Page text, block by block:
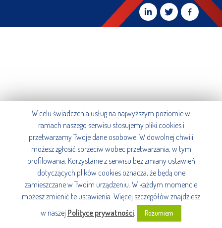
W celu świadczenia usług na najwyższym poziomie w
ramach naszego serwisu stosujemy pliki cookies i
przetwarzamy Twoje dane osobowe. W dowolnej chwili
możesz zgłosić sprzeciw wobec przetwarzania, w tym
profilowania. Korzystanie z serwisu bez zmiany ustawień
dotyczących plików cookies oznacza, że będą one
zamieszczane w Twoim urządzeniu. W każdym momencie
możesz zmienić te ustawienia. Więcej szczegółów znajdziesz
w naszej Polityce prywatności. Rozumiem